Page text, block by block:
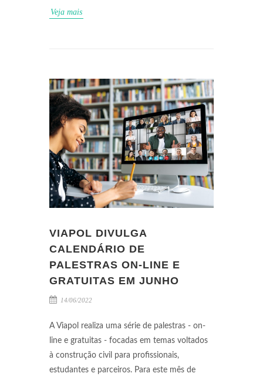
Veja mais
VIAPOL DIVULGA
CALENDÁRIO DE
PALESTRAS ON-LINE E
GRATUITAS EM JUNHO
14/06/2022
A Viapol realiza uma série de palestras - on-
line e gratuitas - focadas em temas voltados
à construção civil para profissionais,
estudantes e parceiros. Para este mês de